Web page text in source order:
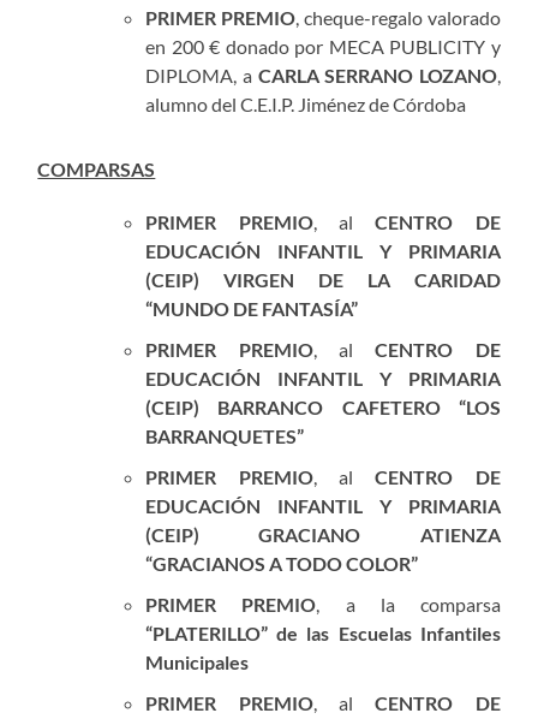
PRIMER PREMIO, cheque-regalo valorado
en 200 € donado por MECA PUBLICITY y
DIPLOMA, a CARLA SERRANO LOZANO,
alumno del C.E.I.P. Jiménez de Córdoba
COMPARSAS
PRIMER PREMIO, alCENTRO DE
EDUCACIÓN INFANTIL Y PRIMARIA
(CEIP) VIRGEN DE LA CARIDAD
“MUNDO DE FANTASÍA”
PRIMER PREMIO, alCENTRO DE
EDUCACIÓN INFANTIL Y PRIMARIA
(CEIP) BARRANCO CAFETERO “LOS
BARRANQUETES”
PRIMER PREMIO, alCENTRO DE
EDUCACIÓN INFANTIL Y PRIMARIA
(CEIP) GRACIANO ATIENZA
“GRACIANOS A TODO COLOR”
PRIMER PREMIO, a la comparsa
“PLATERILLO” de las Escuelas Infantiles
Municipales
PRIMER PREMIO, alCENTRO DE